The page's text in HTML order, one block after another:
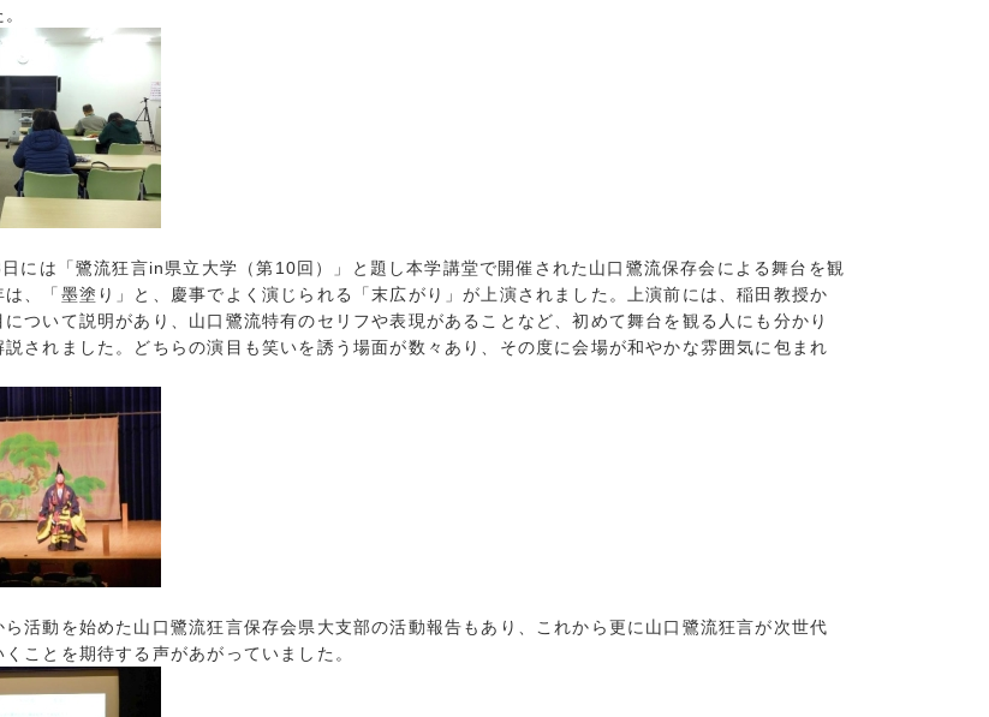
には「鷺流狂言in県立大学（第10回）」と題し本学講堂で開催された山口鷺流保存会による舞台を観
は、「墨塗り」と、慶事でよく演じられる「末広がり」が上演されました。上演前には、稲田教授か
について説明があり、山口鷺流特有のセリフや表現があることなど、初めて舞台を観る人にも分かり
説されました。どちらの演目も笑いを誘う場面が数々あり、その度に会場が和やかな雰囲気に包まれ
活動を始めた山口鷺流狂言保存会県大支部の活動報告もあり、これから更に山口鷺流狂言が次世代
ことを期待する声があがっていました。